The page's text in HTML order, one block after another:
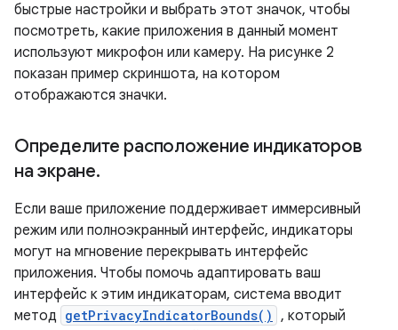
быстрые настройки и выбрать этот значок, чтобы
посмотреть, какие приложения в данный момент
используют микрофон или камеру. На рисунке 2
показан пример скриншота, на котором
отображаются значки.
Определите расположение индикаторов
на экране.
Если ваше приложение поддерживает иммерсивный
режим или полноэкранный интерфейс, индикаторы
могут на мгновение перекрывать интерфейс
приложения. Чтобы помочь адаптировать ваш
интерфейс к этим индикаторам, система вводит
метод getPrivacyIndicatorBounds() , который